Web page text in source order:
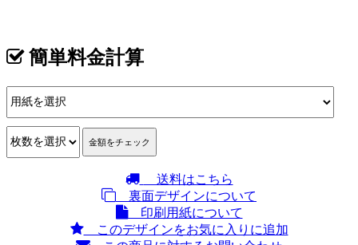
簡単料金計算
送料はこちら
裏面デザインについて
印刷用紙について
このデザインをお気に入りに追加